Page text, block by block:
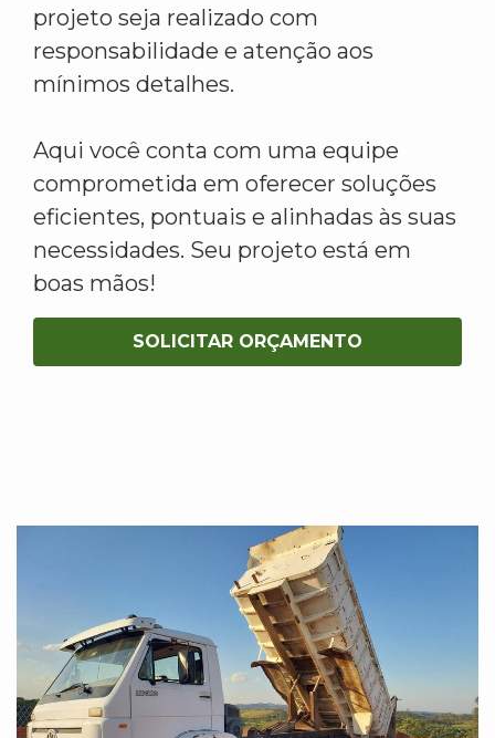
projeto seja realizado com
responsabilidade e atenção aos
mínimos detalhes.
Aqui você conta com uma equipe
comprometida em oferecer soluções
eficientes, pontuais e alinhadas às suas
necessidades. Seu projeto está em
boas mãos!
SOLICITAR ORÇAMENTO